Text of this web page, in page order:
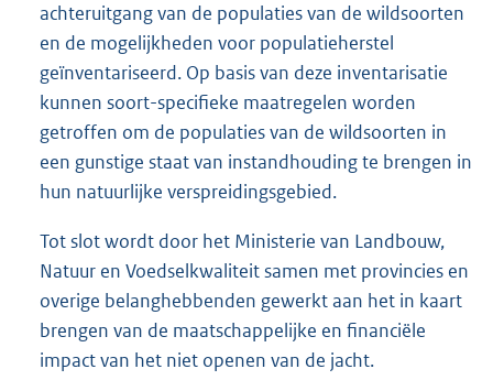
achteruitgang van de populaties van de wildsoorten
en de mogelijkheden voor populatieherstel
geïnventariseerd. Op basis van deze inventarisatie
kunnen soort-specifieke maatregelen worden
getroffen om de populaties van de wildsoorten in
een gunstige staat van instandhouding te brengen in
hun natuurlijke verspreidingsgebied.
Tot slot wordt door het Ministerie van Landbouw,
Natuur en Voedselkwaliteit samen met provincies en
overige belanghebbenden gewerkt aan het in kaart
brengen van de maatschappelijke en financiële
impact van het niet openen van de jacht.